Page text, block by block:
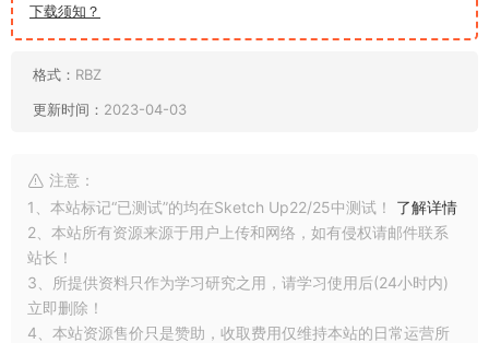
下载须知？
格式： RBZ
更新时间： 2023-04-03
注意：
1、本站标记“已测试”的均在Sketch Up22/25中测试！ 了解详情
2、本站所有资源来源于用户上传和网络，如有侵权请邮件联系
站长！
3、所提供资料只作为学习研究之用，请学习使用后(24小时内)
立即删除！
4、本站资源售价只是赞助，收取费用仅维持本站的日常运营所